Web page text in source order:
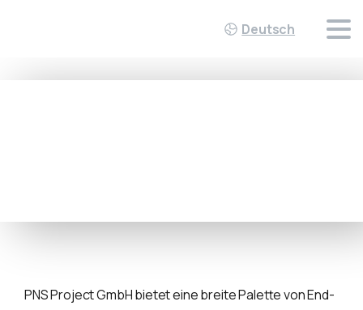
Deutsch
PNS Project GmbH bietet eine breite Palette von End-